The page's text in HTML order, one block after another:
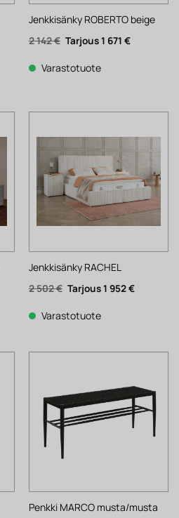
Jenkkisänky ROBERTO beige
2 142€ Alkuperäinen
hinta
2
142 €.
1 671 €Nykyinen
Varastotuote
Jenkkisänky RACHEL
2 502€ Alkuperäinen
hinta
2
502 €.
1 952€Nykyinen
Varastotuote
Penkki MARCO musta/musta